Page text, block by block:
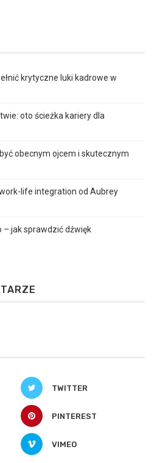
krytyczne luki kadrowe w
oto ścieżka kariery dla
obecnym ojcem i skutecznym
life integration od Aubrey
– jak sprawdzić dźwięk
TWITTER
PINTEREST
VIMEO